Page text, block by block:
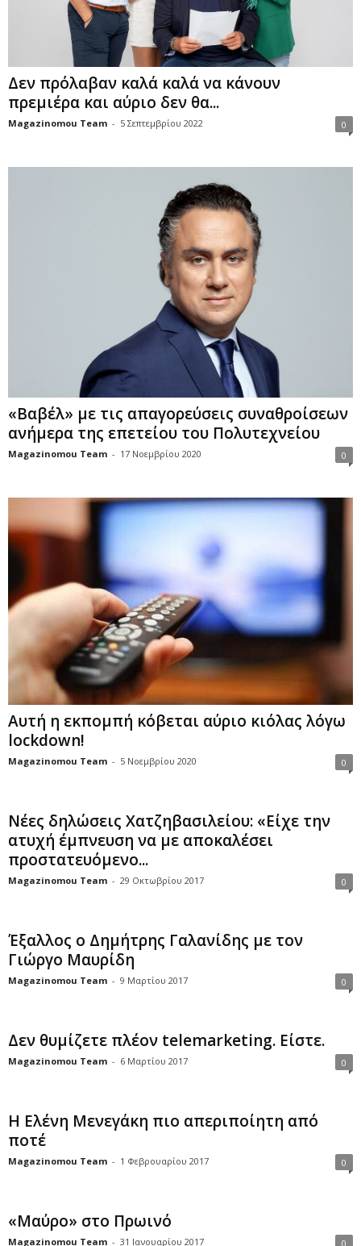
Δεν πρόλαβαν καλά καλά να κάνουν
πρεμιέρα και αύριο δεν θα...
Magazinomou Team - 5 Σεπτεμβρίου 2022 0
«Βαβέλ» με τις απαγορεύσεις συναθροίσεων
ανήμερα της επετείου του Πολυτεχνείου
Magazinomou Team - 17 Νοεμβρίου 2020 0
Αυτή η εκπομπή κόβεται αύριο κιόλας λόγω
lockdown!
Magazinomou Team - 5 Νοεμβρίου 2020 0
Νέες δηλώσεις Χατζηβασιλείου: «Είχε την
ατυχή έµπνευση να µε αποκαλέσει
προστατευόµενο...
Magazinomou Team - 29 Οκτωβρίου 2017 0
Έξαλλος ο Δημήτρης Γαλανίδης με τον
Γιώργο Μαυρίδη
Magazinomou Team - 9 Μαρτίου 2017 0
Δεν θυμίζετε πλέον telemarketing. Είστε.
Magazinomou Team - 6 Μαρτίου 2017 0
Η Ελένη Μενεγάκη πιο απεριποίητη από
ποτέ
Magazinomou Team - 1 Φεβρουαρίου 2017 0
«Μαύρο» στο Πρωινό
Magazinomou Team - 31 Ιανουαρίου 2017 0